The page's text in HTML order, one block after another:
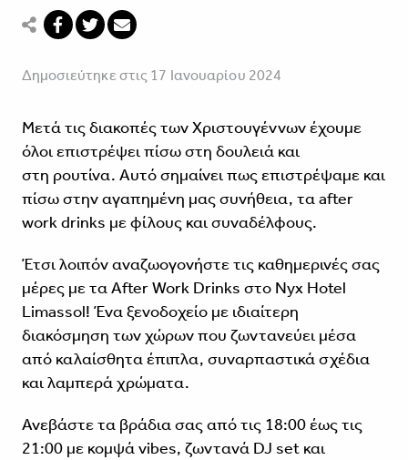
Δημοσιεύτηκε στις 17 Ιανουαρίου 2024
Μετά τις διακοπές των Χριστουγέννων έχουμε
όλοι επιστρέψει πίσω στη δουλειά και
στη ρουτίνα. Αυτό σημαίνει πως επιστρέψαμε και
πίσω στην αγαπημένη μας συνήθεια, τα after
work drinks με φίλους και συναδέλφους.
Έτσι λοιπόν αναζωογονήστε τις καθημερινές σας
μέρες με τα After Work Drinks στο Nyx Hotel
Limassol! Ένα ξενοδοχείο με ιδιαίτερη
διακόσμηση των χώρων που ζωντανεύει μέσα
από καλαίσθητα έπιπλα, συναρπαστικά σχέδια
και λαμπερά χρώματα.
Ανεβάστε τα βράδια σας από τις 18:00 έως τις
21:00 με κομψά vibes, ζωντανά DJ set και